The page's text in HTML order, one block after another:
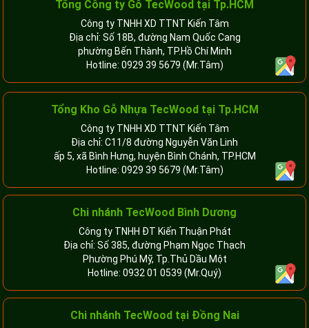
Tổng Công ty Gỗ TecWood tại Tp.HCM
Công ty TNHH XD TTNT Kiến Tâm
Địa chỉ: Số 18B, đường Nam Quốc Cang
phường Bến Thành, TP.Hồ Chí Minh
Hotline: 0929 39 5679 (Mr.Tâm)
Tổng Kho Gỗ Nhựa TecWood tại Tp.HCM
Công ty TNHH XD TTNT Kiến Tâm
Địa chỉ: C11/8 đường Nguyễn Văn Linh
ấp 5, xã Bình Hưng, huyện Bình Chánh, TP.HCM
Hotline: 0929 39 5679 (Mr.Tâm)
Chi nhánh TecWood Bình Dương
Công ty TNHH ĐT Kiến Thuận Phát
Địa chỉ: Số 385, đường Phạm Ngọc Thạch
Phường Phú Mỹ, Tp.Thủ Dầu Một
Hotline: 0932 01 0539 (Mr.Quý)
Chi nhánh TecWood tại Đồng Nai